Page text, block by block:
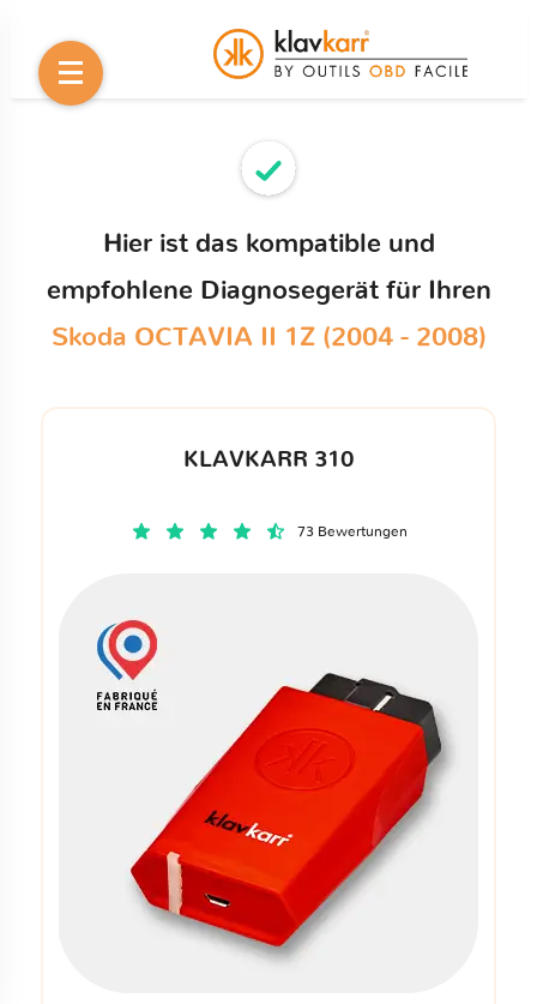
Hier ist das kompatible und
empfohlene Diagnosegerät für Ihren
Skoda OCTAVIA II 1Z (2004 - 2008)
KLAVKARR 310
73 Bewertungen